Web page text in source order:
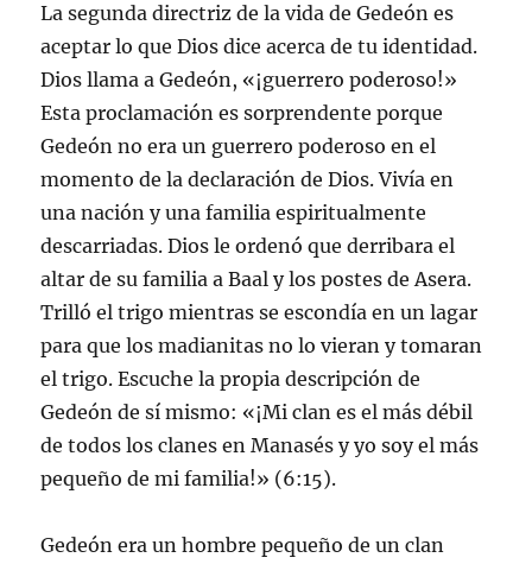
La segunda directriz de la vida de Gedeón es
aceptar lo que Dios dice acerca de tu identidad.
Dios llama a Gedeón, «¡guerrero poderoso!»
Esta proclamación es sorprendente porque
Gedeón no era un guerrero poderoso en el
momento de la declaración de Dios. Vivía en
una nación y una familia espiritualmente
descarriadas. Dios le ordenó que derribara el
altar de su familia a Baal y los postes de Asera.
Trilló el trigo mientras se escondía en un lagar
para que los madianitas no lo vieran y tomaran
el trigo. Escuche la propia descripción de
Gedeón de sí mismo: «¡Mi clan es el más débil
de todos los clanes en Manasés y yo soy el más
pequeño de mi familia!» (6:15).
Gedeón era un hombre pequeño de un clan